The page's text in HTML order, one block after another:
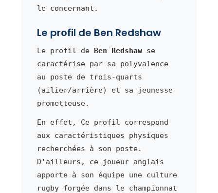
le concernant.
Le profil de Ben Redshaw
Le profil de Ben Redshawse
caractérise par sa polyvalence
au poste de trois-quarts
(ailier/arrière) et sa jeunesse
prometteuse.
En effet, Ce profil correspond
aux caractéristiques physiques
recherchées à son poste.
D'ailleurs, ce joueur anglais
apporte à son équipe une culture
rugby forgée dans le championnat